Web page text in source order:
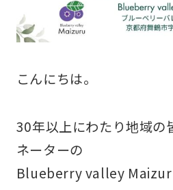
こんにちは。
30年以上にわたり地域の
ネーターの
Blueberry valley